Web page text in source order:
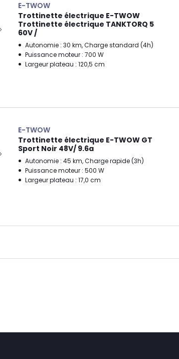
E-TWOW
Trottinette électrique E-TWOW
Trottinette électrique TANKTORQ 5
60V /
Autonomie : 30 km, Charge standard (4h)
Puissance moteur : 700 W
Largeur plateau : 120,5 cm
E-TWOW
Trottinette électrique E-TWOW GT
Sport Noir 48V/ 9.6a
Autonomie : 45 km, Charge rapide (3h)
Puissance moteur : 500 W
Largeur plateau : 17,0 cm